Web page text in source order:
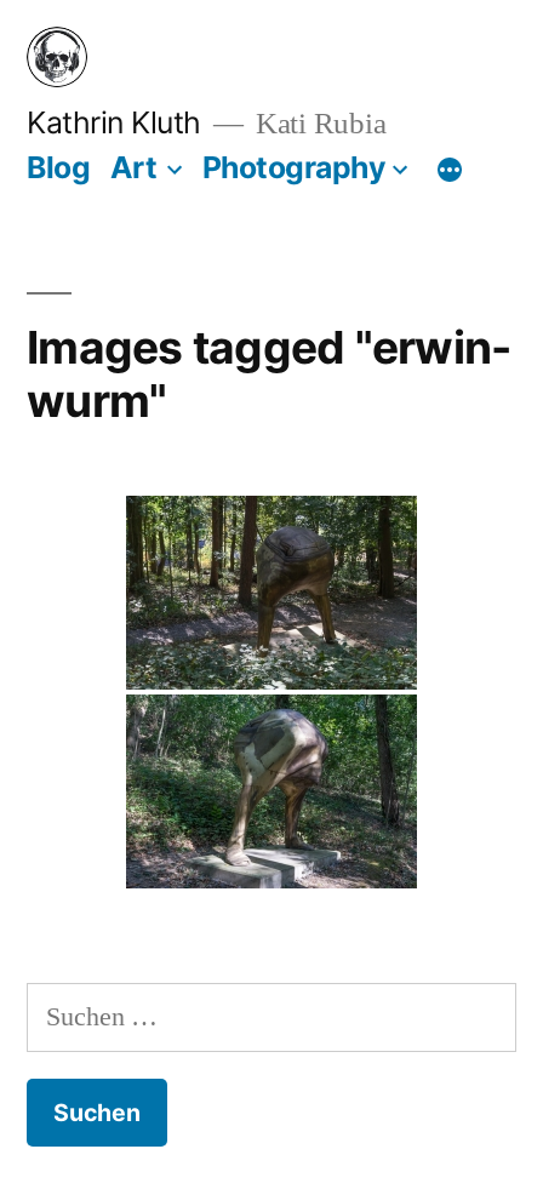
Zum
Inhalt
springen
Kathrin Kluth Kati Rubia
Blog Art Photography
Images tagged "erwin-
wurm"
Suchen
nach: